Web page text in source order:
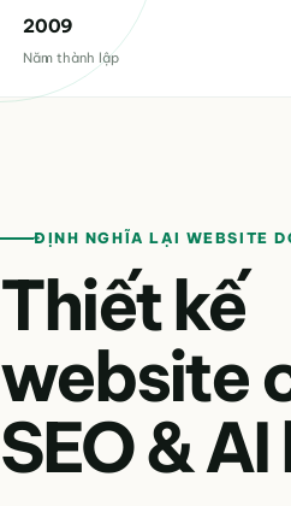
2009
Năm thành lập
ĐỊNH NGHĨA LẠI WEBSITE
Thiết kế
website
SEO &